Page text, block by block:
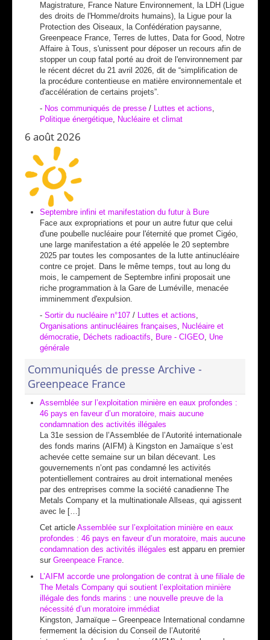
Magistrature, France Nature Environnement, la LDH (Ligue
des droits de l'Homme/droits humains), la Ligue pour la
Protection des Oiseaux, la Confédération paysanne,
Greenpeace France, Terres de luttes, Data for Good, Notre
Affaire à Tous, s'unissent pour déposer un recours afin de
stopper un coup fatal porté au droit de l'environnement par
le récent décret du 21 avril 2026, dit de “simplification de
la procédure contentieuse en matière environnementale et
d'accélération de certains projets”.
- Nos communiqués de presse / Luttes et actions,
Politique énergétique, Nucléaire et climat
6 août 2026
Septembre infini et manifestation du futur à Bure
Face aux expropriations et pour un autre futur que celui
d'une poubelle nucléaire pour l'éternité que promet Cigéo,
une large manifestation a été appelée le 20 septembre
2025 par toutes les composantes de la lutte antinucléaire
contre ce projet. Dans le même temps, tout au long du
mois, le campement de Septembre infini proposait une
riche programmation à la Gare de Luméville, menacée
imminemment d'expulsion.
- Sortir du nucléaire n°107 / Luttes et actions,
Organisations antinucléaires françaises, Nucléaire et
démocratie, Déchets radioactifs, Bure - CIGEO, Une
générale
Communiqués de presse Archive -
Greenpeace France
Assemblée sur l’exploitation minière en eaux profondes :
46 pays en faveur d’un moratoire, mais aucune
condamnation des activités illégales
La 31e session de l’Assemblée de l’Autorité internationale
des fonds marins (AIFM) à Kingston en Jamaïque s’est
achevée cette semaine sur un bilan décevant. Les
gouvernements n’ont pas condamné les activités
potentiellement contraires au droit international menées
par des entreprises comme la société canadienne The
Metals Company et la multinationale Allseas, qui agissent
avec le […]
Cet article Assemblée sur l’exploitation minière en eaux
profondes : 46 pays en faveur d’un moratoire, mais aucune
condamnation des activités illégales est apparu en premier
sur Greenpeace France.
L’AIFM accorde une prolongation de contrat à une filiale de
The Metals Company qui soutient l’exploitation minière
illégale des fonds marins : une nouvelle preuve de la
nécessité d’un moratoire immédiat
Kingston, Jamaïque – Greenpeace International condamne
fermement la décision du Conseil de l’Autorité